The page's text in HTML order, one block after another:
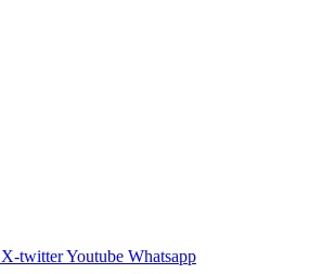
X-twitterYoutube Whatsapp